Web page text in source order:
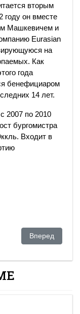
вторым
году он вместе
Машкевичем и
Eurasian
на
Как
года
бенефициаром
14 лет.
2007 по 2010
бургомистра
Входит в
миллионыСледующий:
Вперед